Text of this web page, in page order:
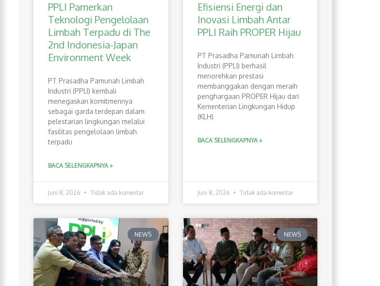
PPLI Pamerkan
Teknologi Pengelolaan
Limbah Terpadu di The
2nd Indonesia-Japan
Environment Week
PT Prasadha Pamunah Limbah
Industri (PPLI) kembali
menegaskan komitmennya
sebagai garda terdepan dalam
pelestarian lingkungan melalui
fasilitas pengelolaan limbah
terpadu
BACA SELENGKAPNYA »
Juni 8, 2026 Tidak ada komentar
Efisiensi Energi dan
Inovasi Limbah Antar
PPLI Raih PROPER Hijau
PT Prasadha Pamunah Limbah
Industri (PPLI) berhasil
menorehkan prestasi
membanggakan dengan meraih
penghargaan PROPER Hijau dari
Kementerian Lingkungan Hidup
(KLH)
BACA SELENGKAPNYA »
Juni 8, 2026 Tidak ada komentar
NEWS NEWS